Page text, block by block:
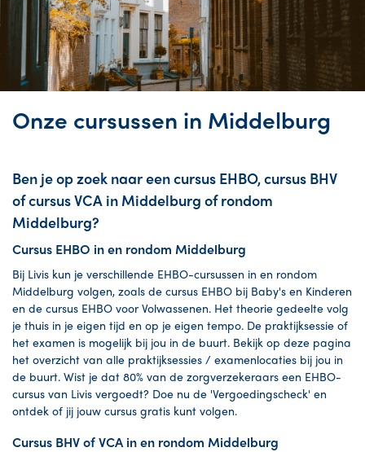
Onze cursussen in Middelburg
Ben je op zoek naar een cursus EHBO, cursus BHV
of cursus VCA in Middelburg of rondom
Middelburg?
Cursus EHBO in en rondom Middelburg
Bij Livis kun je verschillende EHBO-cursussen in en rondom
Middelburg volgen, zoals de cursus EHBO bij Baby's en Kinderen
en de cursus EHBO voor Volwassenen. Het theorie gedeelte volg
je thuis in je eigen tijd en op je eigen tempo. De praktijksessie of
het examen is mogelijk bij jou in de buurt. Bekijk op deze pagina
het overzicht van alle praktijksessies / examenlocaties bij jou in
de buurt. Wist je dat 80% van de zorgverzekeraars een EHBO-
cursus van Livis vergoedt? Doe nu de 'Vergoedingscheck' en
ontdek of jij jouw cursus gratis kunt volgen.
Cursus BHV of VCA in en rondom Middelburg